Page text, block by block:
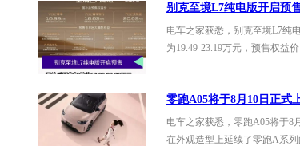
别克至境L7纯电版开启预
电车之家获悉，别克至境L7纯
为19.49-23.19万元，预售权益
零跑A05将于8月10日正式
电车之家获悉，零跑A05将于8
在外观造型上延续了零跑A系